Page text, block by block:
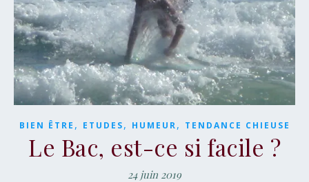
BIEN ÊTRE , ETUDES, HUMEUR, TENDANCE CHIEUSE
Le Bac, est-ce si facile ?
24 juin 2019